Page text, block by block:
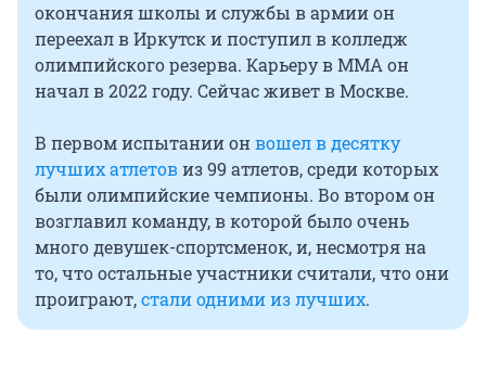
окончания школы и службы в армии он
переехал в Иркутск и поступил в колледж
олимпийского резерва. Карьеру в ММА он
начал в 2022 году. Сейчас живет в Москве.
В первом испытании онвошел в десятку
лучших атлетовиз 99 атлетов, среди которых
были олимпийские чемпионы. Во втором он
возглавил команду, в которой было очень
много девушек-спортсменок, и, несмотря на
то, что остальные участники считали, что они
проиграют,стали одними из лучших.